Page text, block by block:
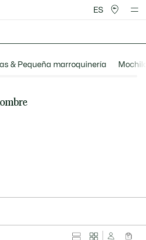
ES
& Pequeña marroquinería